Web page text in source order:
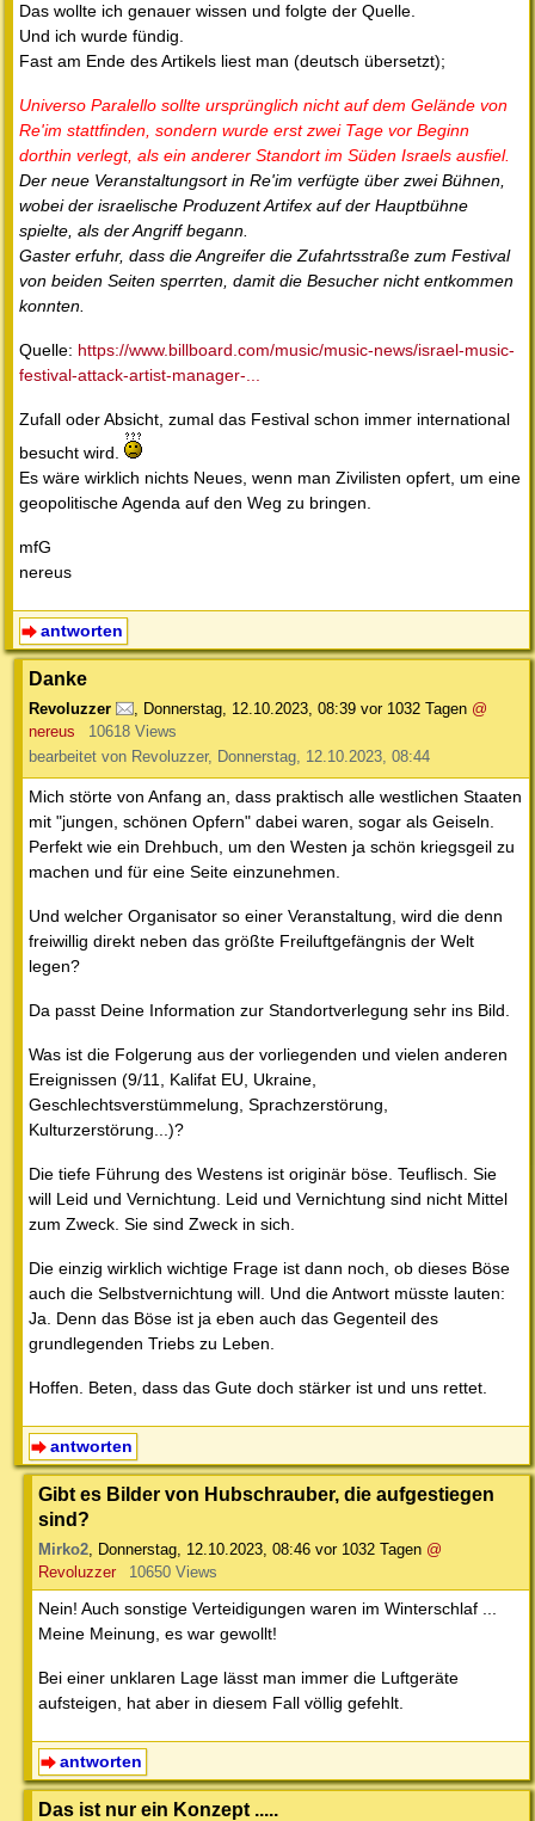
Das wollte ich genauer wissen und folgte der Quelle.
Und ich wurde fündig.
Fast am Ende des Artikels liest man (deutsch übersetzt);
Universo Paralello sollte ursprünglich nicht auf dem Gelände von
Re'im stattfinden, sondern wurde erst zwei Tage vor Beginn
dorthin verlegt, als ein anderer Standort im Süden Israels ausfiel.
Der neue Veranstaltungsort in Re'im verfügte über zwei Bühnen,
wobei der israelische Produzent Artifex auf der Hauptbühne
spielte, als der Angriff begann.
Gaster erfuhr, dass die Angreifer die Zufahrtsstraße zum Festival
von beiden Seiten sperrten, damit die Besucher nicht entkommen
konnten.
Quelle: https://www.billboard.com/music/music-news/israel-music-
festival-attack-artist-manager-...
Zufall oder Absicht, zumal das Festival schon immer international
besucht wird.
Es wäre wirklich nichts Neues, wenn man Zivilisten opfert, um eine
geopolitische Agenda auf den Weg zu bringen.
mfG
nereus
antworten
Danke
Revoluzzer , Donnerstag, 12.10.2023, 08:39 vor 1032 Tagen @
nereus
10618 Views
bearbeitet von Revoluzzer, Donnerstag, 12.10.2023, 08:44
Mich störte von Anfang an, dass praktisch alle westlichen Staaten
mit "jungen, schönen Opfern" dabei waren, sogar als Geiseln.
Perfekt wie ein Drehbuch, um den Westen ja schön kriegsgeil zu
machen und für eine Seite einzunehmen.
Und welcher Organisator so einer Veranstaltung, wird die denn
freiwillig direkt neben das größte Freiluftgefängnis der Welt
legen?
Da passt Deine Information zur Standortverlegung sehr ins Bild.
Was ist die Folgerung aus der vorliegenden und vielen anderen
Ereignissen (9/11, Kalifat EU, Ukraine,
Geschlechtsverstümmelung, Sprachzerstörung,
Kulturzerstörung...)?
Die tiefe Führung des Westens ist originär böse. Teuflisch. Sie
will Leid und Vernichtung. Leid und Vernichtung sind nicht Mittel
zum Zweck. Sie sind Zweck in sich.
Die einzig wirklich wichtige Frage ist dann noch, ob dieses Böse
auch die Selbstvernichtung will. Und die Antwort müsste lauten:
Ja. Denn das Böse ist ja eben auch das Gegenteil des
grundlegenden Triebs zu Leben.
Hoffen. Beten, dass das Gute doch stärker ist und uns rettet.
antworten
Gibt es Bilder von Hubschrauber, die aufgestiegen
sind?
Mirko2, Donnerstag, 12.10.2023, 08:46 vor 1032 Tagen @
Revoluzzer
10650 Views
Nein! Auch sonstige Verteidigungen waren im Winterschlaf ...
Meine Meinung, es war gewollt!
Bei einer unklaren Lage lässt man immer die Luftgeräte
aufsteigen, hat aber in diesem Fall völlig gefehlt.
antworten
Das ist nur ein Konzept .....